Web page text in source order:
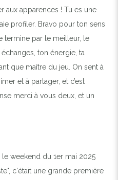
aux apparences ! Tu es une
profiler. Bravo pour ton sens
termine par le meilleur, le
échanges, ton énergie, ta
que maître du jeu. On sent à
et à partager, et c’est
merci à vous deux, et un
weekend du 1er mai 2025
c'était une grande première